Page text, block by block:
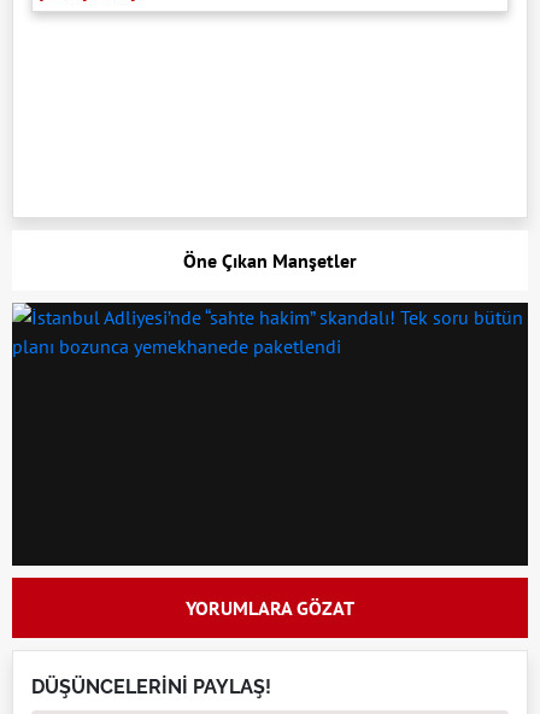
Öne Çıkan Manşetler
YORUMLARA GÖZAT
DÜŞÜNCELERİNİ PAYLAŞ!